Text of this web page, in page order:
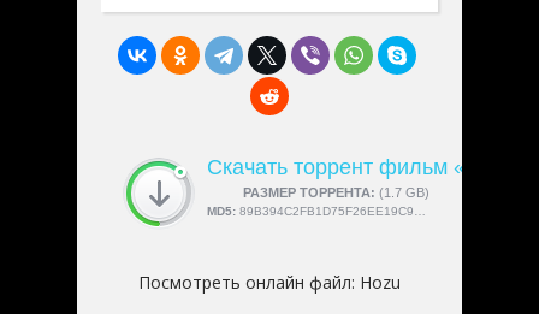
Скачать торрент фильм «Hozu»
РАЗМЕР ТОРРЕНТА: (1.7 GB)
СКАЧАЛИ:4189
MD5: 89B394C2FB1D75F26EE19C98006FEFBA
Посмотреть онлайн файл: Hozu